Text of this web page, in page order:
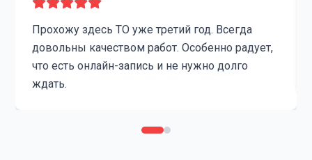
Прохожу здесь ТО уже третий год. Всегда
довольны качеством работ. Особенно радует,
что есть онлайн-запись и не нужно долго
ждать.